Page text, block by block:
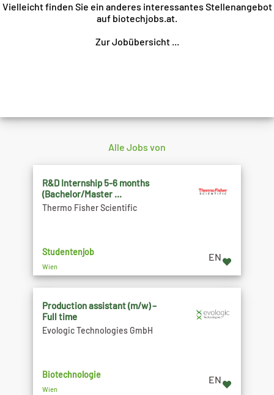
Vielleicht finden Sie ein anderes interessantes Stellenangebot
auf biotechjobs.at.
Zur Jobübersicht ...
Alle Jobs von
R&D Internship 5-6 months
(Bachelor/Master ...
Thermo Fisher Scientific
Studentenjob
Wien
EN
Production assistant (m/w) –
Full time
Evologic Technologies GmbH
Biotechnologie
Wien
EN